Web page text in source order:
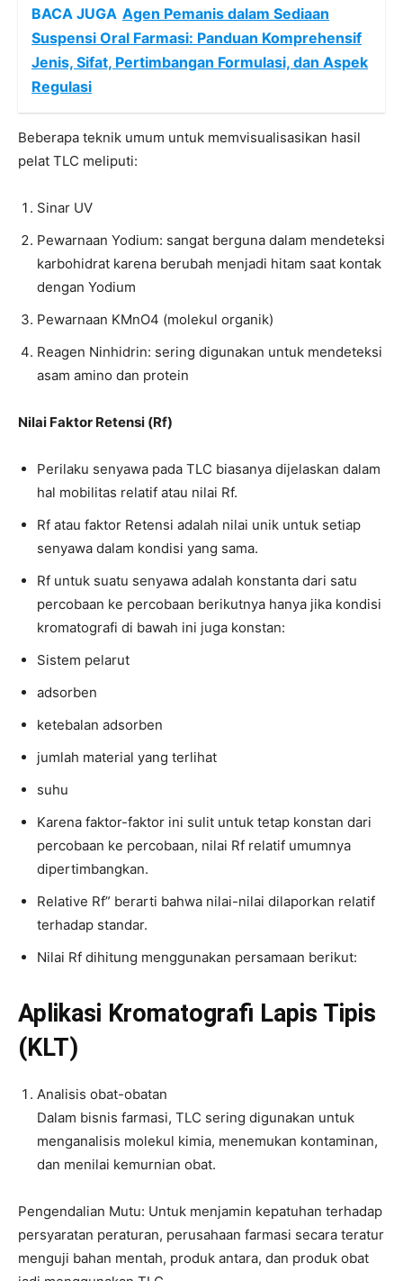
BACA JUGA Agen Pemanis dalam Sediaan
Suspensi Oral Farmasi: Panduan Komprehensif
Jenis, Sifat, Pertimbangan Formulasi, dan Aspek
Regulasi
Beberapa teknik umum untuk memvisualisasikan hasil
pelat TLC meliputi:
Sinar UV
Pewarnaan Yodium: sangat berguna dalam mendeteksi
karbohidrat karena berubah menjadi hitam saat kontak
dengan Yodium
Pewarnaan KMnO4 (molekul organik)
Reagen Ninhidrin: sering digunakan untuk mendeteksi
asam amino dan protein
Nilai Faktor Retensi (Rf)
Perilaku senyawa pada TLC biasanya dijelaskan dalam
hal mobilitas relatif atau nilai Rf.
Rf atau faktor Retensi adalah nilai unik untuk setiap
senyawa dalam kondisi yang sama.
Rf untuk suatu senyawa adalah konstanta dari satu
percobaan ke percobaan berikutnya hanya jika kondisi
kromatografi di bawah ini juga konstan:
Sistem pelarut
adsorben
ketebalan adsorben
jumlah material yang terlihat
suhu
Karena faktor-faktor ini sulit untuk tetap konstan dari
percobaan ke percobaan, nilai Rf relatif umumnya
dipertimbangkan.
Relative Rf” berarti bahwa nilai-nilai dilaporkan relatif
terhadap standar.
Nilai Rf dihitung menggunakan persamaan berikut:
Aplikasi Kromatografi Lapis Tipis
(KLT)
Analisis obat-obatan
Dalam bisnis farmasi, TLC sering digunakan untuk
menganalisis molekul kimia, menemukan kontaminan,
dan menilai kemurnian obat.
Pengendalian Mutu: Untuk menjamin kepatuhan terhadap
persyaratan peraturan, perusahaan farmasi secara teratur
menguji bahan mentah, produk antara, dan produk obat